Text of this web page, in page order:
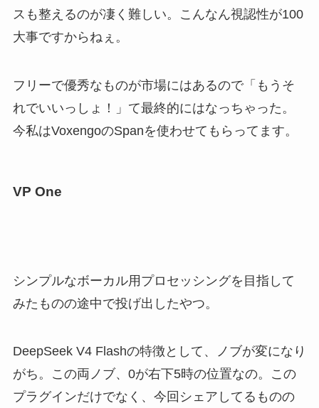
スも整えるのが凄く難しい。こんなん視認性が100
大事ですからねぇ。
フリーで優秀なものが市場にはあるので「もうそ
れでいいっしょ！」て最終的にはなっちゃった。
今私はVoxengoのSpanを使わせてもらってます。
VP One
シンプルなボーカル用プロセッシングを目指して
みたものの途中で投げ出したやつ。
DeepSeek V4 Flashの特徴として、ノブが変になり
がち。この両ノブ、0が右下5時の位置なの。この
プラグインだけでなく、今回シェアしてるものの